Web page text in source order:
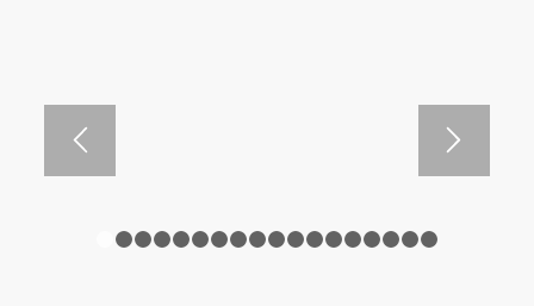
1 2 3 4 5 6 7 8 9 101112